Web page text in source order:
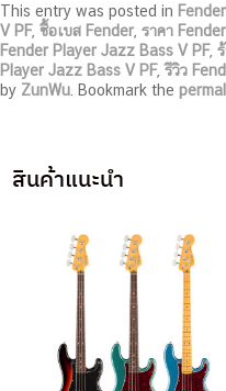
This entry was posted in Fender
V PF, ซื้อเบส Fender ราคา
Fender Player Jazz Bass V PF,
Player Jazz Bass V PF,รีวิว
by ZunWu . Bookmark the
สินค้าแนะนำ